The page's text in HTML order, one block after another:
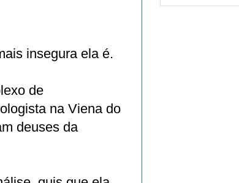
insegura ela é.
de
na Viena do
deuses da